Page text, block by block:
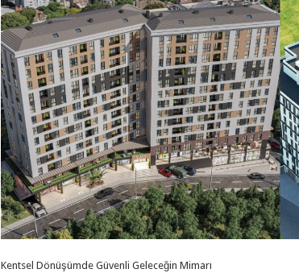
Kentsel Dönüşümde Güvenli Geleceğin Mimarı